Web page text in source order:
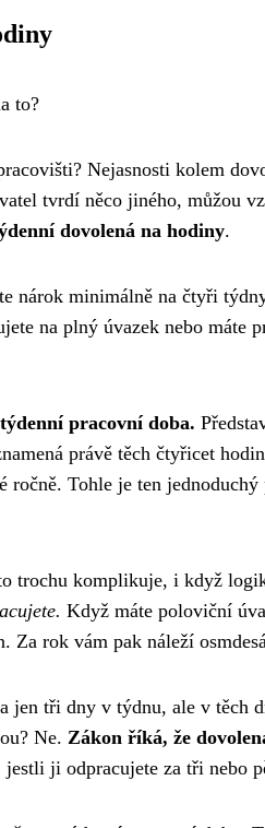
to?
Nejasnosti kolem
tvrdí něco jiného, můžou
dovolená na hodiny.
nárok minimálně na čtyři
na plný úvazek nebo máte
pracovní doba.
právě těch čtyřicet
ročně. Tohle je ten
trochu komplikuje, i když
Když máte poloviční
Za rok vám pak náleží
jen tři dny v týdnu, ale v těch
Ne. Zákon říká, že
jestli ji odpracujete za tři nebo